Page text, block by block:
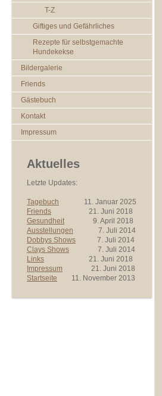
T-Z
Giftiges und Gefährliches
Rezepte für selbstgemachte
Hundekekse
Bildergalerie
Friends
Gästebuch
Kontakt
Impressum
Aktuelles
Letzte Updates:
Tagebuch 11. Januar 2025
Friends 21. Juni 2018
Gesundheit9. April 2018
Ausstellungen 7. Juli 2014
Dobbys Shows 7. Juli 2014
Clays Shows 7. Juli 2014
Links 21. Juni 2018
Impressum 21. Juni 2018
Startseite 11. November 2013